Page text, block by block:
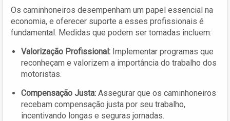
Os caminhoneiros desempenham um papel essencial na
economia, e oferecer suporte a esses profissionais é
fundamental. Medidas que podem ser tomadas incluem:
Valorização Profissional: Implementar programas que
reconheçam e valorizem a importância do trabalho dos
motoristas.
Compensação Justa: Assegurar que os caminhoneiros
recebam compensação justa por seu trabalho,
incentivando longas e seguras jornadas.